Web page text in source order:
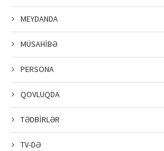
MEYDANDA
MÜSAHİBƏ
PERSONA
QOVLUQDA
TƏDBİRLƏR
TV-DƏ